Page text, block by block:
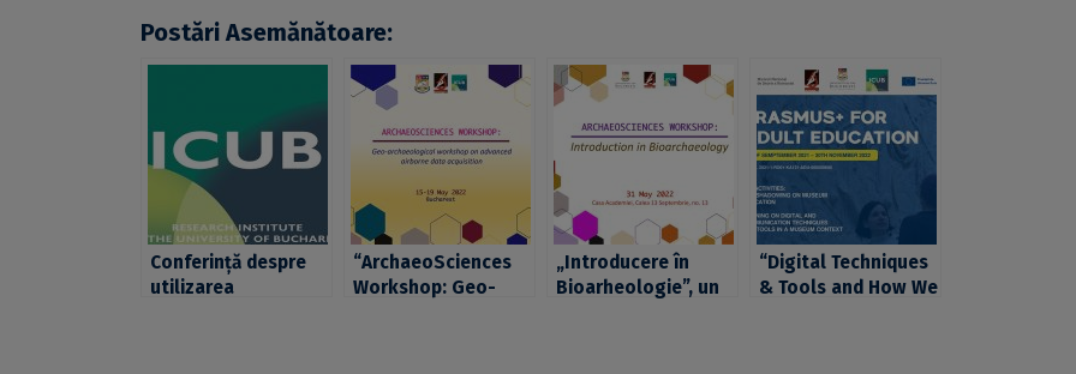
Postări Asemănătoare:
Conferință despre
utilizarea
“ArchaeoSciences
Workshop: Geo-
„Introducere în
Bioarheologie”, un
“Digital Techniques
& Tools and How We